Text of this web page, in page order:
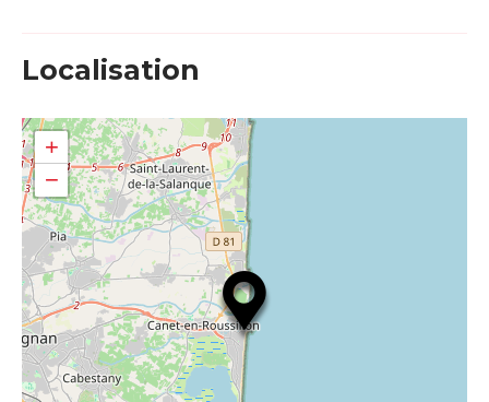
Localisation
+
−